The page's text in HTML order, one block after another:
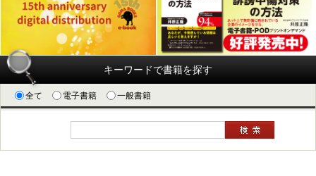
キーワードで書籍を探す
全て 電子書籍 一般書籍